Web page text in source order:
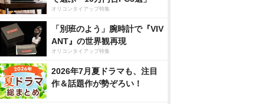
オリコンタイアップ特集
「別班のよう」腕時計で『VIV
ANT』の世界観再現
オリコンタイアップ特集
2026年7月夏ドラマも、注目
作＆話題作が勢ぞろい！